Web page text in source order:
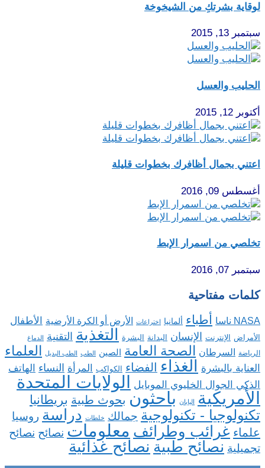
لوقاية بشرتكِ من الشيخوخة
سبتمبر 13, 2015
الحليب والعسل
أكتوبر 12, 2015
اعتني بجمال أظافرك بخطوات قليلة
أغسطس 09, 2016
تخلصي من اسمرار الإبط
سبتمبر 07, 2016
كلمات مفتاحية
NASA ناسا أطباء ألمانيا اختراعات الأرض أو الكرة الأرضية الأطفال
الأمراض الإنترنت الإنسان البدانة البشرة التغذية التقنية الدماغ
الرياضة السرطان الصحة العامة الصين الطب الطب البديل العلماء
العناية بالبشرة الغذاء الفضاء الكواكب المرأة النساء
الهاتف
الذكي الجوال الخليوي الموبايل
الولايات المتحدة
الأمريكية
اليابان باحثون بحوث طبية بريطانيا
تكنولوجيا - تكنولوجية جمالك خلطات دراسة روسيا
علماء غرائب وطرائف معلومات نصائح نصائح
تجميلية نصائح طبية نصائح غذائية